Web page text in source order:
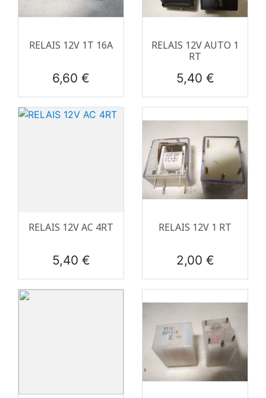
RELAIS 12V 1T 16A
Prix
6,60 €
RELAIS 12V AUTO 1
RT
Prix
5,40 €
RELAIS 12V AC 4RT
Prix
5,40 €
RELAIS 12V 1 RT
Prix
2,00 €